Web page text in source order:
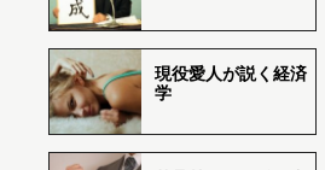
現役愛人が説く経済
学